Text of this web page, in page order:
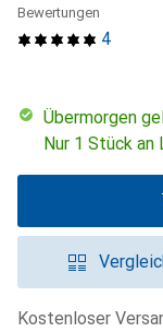
4
Bewertungen
übermorgen
Nur 1 Stück an
kostenloser